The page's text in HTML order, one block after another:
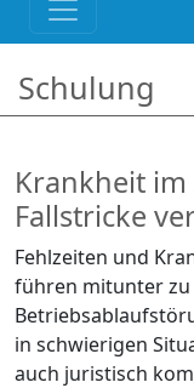
Schulung
Krankheit
Fallstricke
Fehlzeiten und
führen mitunter zu
in schwierigen
auch juristisch